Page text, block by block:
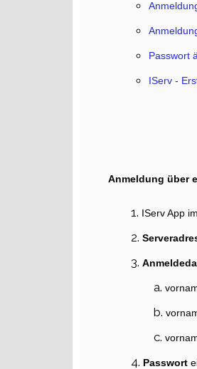
Passwort
IServ -
Anmeldung über
IServ App
Passwort